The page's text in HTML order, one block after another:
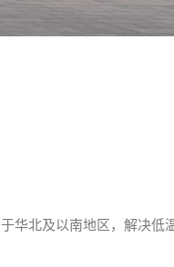
华北及以南地区，解决低